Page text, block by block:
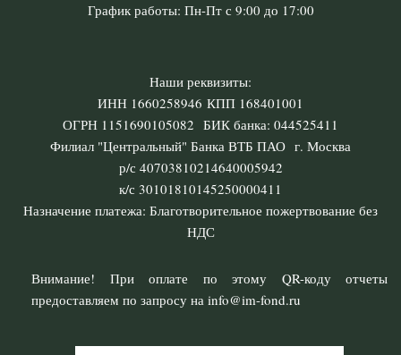
График работы: Пн-Пт с 9:00 до 17:00
Наши реквизиты:
ИНН 1660258946 КПП 168401001
ОГРН 1151690105082 БИК банка: 044525411
Филиал "Центральный" Банка ВТБ ПАО г. Москва
р/с 40703810214640005942
к/с 30101810145250000411
Назначение платежа: Благотворительное пожертвование без
НДС
Внимание! При оплате по этому QR-коду отчеты
предоставляем по запросу на info@im-fond.ru